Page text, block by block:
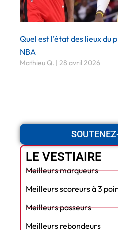
Quel est l’état des lieux du
NBA
Mathieu Q. 28 avril 2026
LE VESTIAIRE
Meilleurs marqueurs
Meilleurs scoreurs à 3
Meilleurs passeurs
Meilleurs rebondeurs